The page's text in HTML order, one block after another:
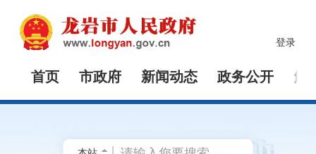
登录
首页 市政府 新闻动态 政务公开 解